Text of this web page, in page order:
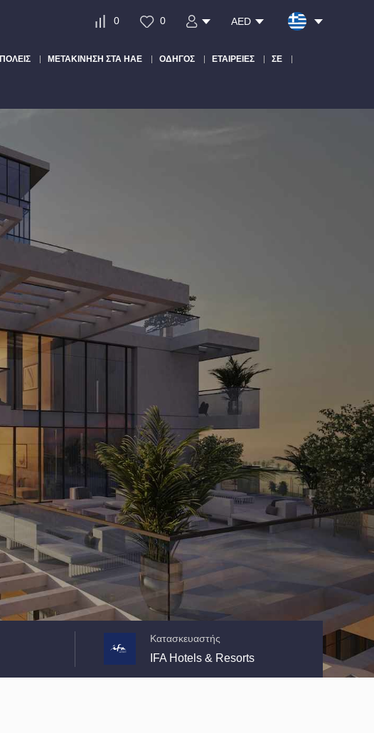
0 0 AED
ΠΌΛΕΙΣ ΜΕΤΑΚΊΝΗΣΗ ΣΤΑ ΗΑΕ ΟΔΗΓΌΣ ΕΤΑΙΡΕΊΕΣ ΣΕ
Κατασκευαστής
IFA Hotels & Resorts